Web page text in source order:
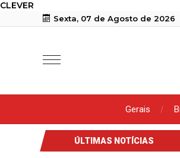
CLEVER
Sexta, 07 de Agosto de 2026
Gerais
ÚLTIMAS NOTÍCIAS